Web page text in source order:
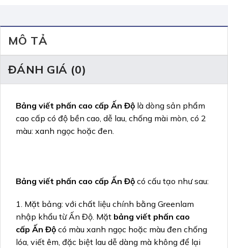
MÔ TẢ
ĐÁNH GIÁ (0)
Bảng viết phấn cao cấp Ấn Độ là dòng sản phẩm
cao cấp có độ bền cao, dễ lau, chống mài mòn, có 2
màu: xanh ngọc hoặc đen.
Bảng viết phấn cao cấp Ấn Độ có cấu tạo như sau:
1. Mặt bảng: với chất liệu chính bằng Greenlam
nhập khẩu từ Ấn Độ. Mặt bảng viết phấn cao
cấp Ấn Độ có màu xanh ngọc hoặc màu đen chống
lóa, viết êm, đặc biệt lau dễ dàng mà không để lại